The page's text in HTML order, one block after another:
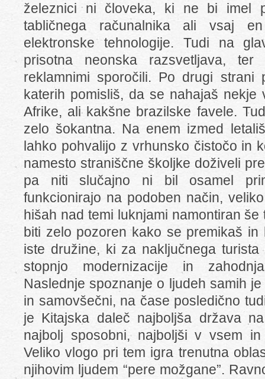
železnici ni človeka, ki ne bi imel
tabličnega računalnika ali vsaj
elektronske tehnologije. Tudi na
prisotna neonska razsvetljava,
reklamnimi sporočili. Po drugi strani
katerih pomisliš, da se nahajaš nekje
Afrike, ali kakšne brazilske favele.
zelo šokantna. Na enem izmed
lahko pohvalijo z vrhunsko čistočo in
namesto straniščne školjke doživeli
pa niti slučajno ni bil osamel
funkcionirajo na podoben način,
hišah nad temi luknjami namontiran
biti zelo pozoren kako se premikaš
iste družine, ki za naključnega
stopnjo modernizacije in
Naslednje spoznanje o ljudeh samih
in samovšečni, na čase posledično
je Kitajska daleč najboljša država
najbolj sposobni, najboljši v vsem
Veliko vlogo pri tem igra trenutna
njihovim ljudem “pere možgane”.